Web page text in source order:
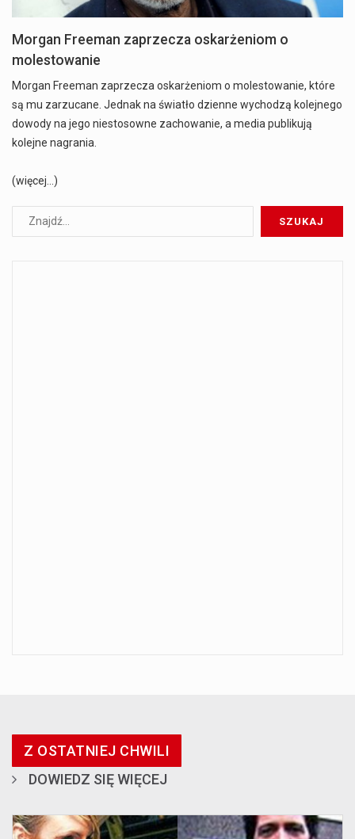
Morgan Freeman zaprzecza oskarżeniom o
molestowanie
Morgan Freeman zaprzecza oskarżeniom o molestowanie, które
są mu zarzucane. Jednak na światło dzienne wychodzą kolejnego
dowody na jego niestosowne zachowanie, a media publikują
kolejne nagrania.
(więcej…)
Z OSTATNIEJ CHWILI
DOWIEDZ SIĘ WIĘCEJ